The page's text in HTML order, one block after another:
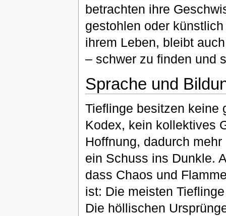
betrachten ihre
gestohlen oder
ihrem Leben, bleibt
– schwer zu finden und
Sprache und
Tieflinge besitzen keine
Kodex, kein kollektives
Hoffnung, dadurch
ein Schuss ins Dunkle.
dass Chaos und
ist: Die meisten
Die höllischen